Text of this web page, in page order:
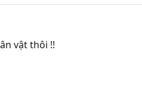
vật thôi !!